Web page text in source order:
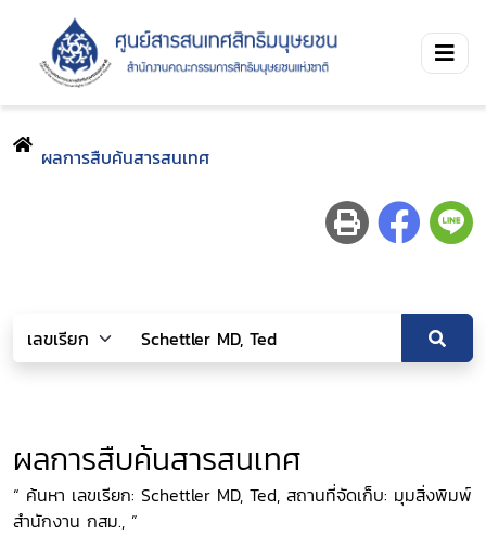
ผลการสืบค้นสารสนเทศ
ผลการสืบค้นสารสนเทศ
“ ค้นหา เลขเรียก: Schettler MD, Ted, สถานที่จัดเก็บ: มุมสิ่งพิมพ์
สำนักงาน กสม., ”